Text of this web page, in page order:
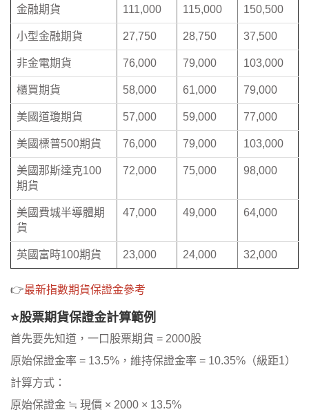
金融期貨 111,000 115,000 150,500
小型金融期貨 27,750 28,750 37,500
非金電期貨 76,000 79,000 103,000
櫃買期貨 58,000 61,000 79,000
美國道瓊期貨 57,000 59,000 77,000
美國標普500期貨 76,000 79,000 103,000
美國那斯達克100
期貨
72,000 75,000 98,000
美國費城半導體期
貨
47,000 49,000 64,000
英國富時100期貨 23,000 24,000 32,000
👉最新指數期貨保證金參考
⭐股票期貨保證金計算範例
首先要先知道，一口股票期貨 = 2000股
原始保證金率 = 13.5%，維持保證金率 = 10.35%（級距1）
計算方式：
原始保證金 ≒ 現價 × 2000 × 13.5%